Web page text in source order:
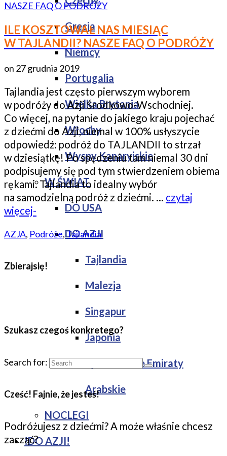
Grecja
Niemcy
Portugalia
Wielka Brytania
Włochy
Wyspy Kanaryjskie
W ŚWIAT
DO USA
DO AZJI
Tajlandia
Malezja
Singapur
Japonia
Zjednoczone Emiraty
Arabskie
NOCLEGI
!DO AZJI!
ILE KOSZTOWAŁ NAS MIESIĄC
W TAJLANDII? NASZE FAQ O PODRÓŻY
on 27 grudnia 2019
Tajlandia jest często pierwszym wyborem
w podróży do Azji Środkowo-Wschodniej.
Co więcej, na pytanie do jakiego kraju pojechać
z dziećmi do Azji, niemal w 100% usłyszycie
odpowiedź: podróż do TAJLANDII to strzał
w dziesiątkę! Po spędzeniu tam niemal 30 dni
podpisujemy się pod tym stwierdzeniem obiema
rękami. Tajlandia to idealny wybór
na samodzielną podróż z dziećmi. … czytaj
więcej-
AZJA, Podróże,Tajlandia
Zbierajsię!
Szukasz czegoś konkretego?
Search for:
Cześć! Fajnie, że jesteś!
Podróżujesz z dziećmi? A może właśnie chcesz
zacząć?